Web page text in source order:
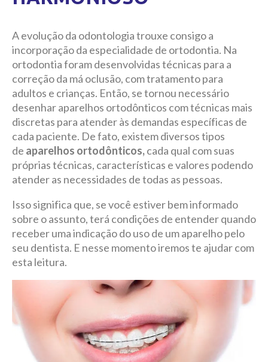
A evolução da odontologia trouxe consigo a
incorporação da especialidade de ortodontia. Na
ortodontia foram desenvolvidas técnicas para a
correção da má oclusão, com tratamento para
adultos e crianças. Então, se tornou necessário
desenhar aparelhos ortodônticos com técnicas mais
discretas para atender às demandas específicas de
cada paciente. De fato, existem diversos tipos
de aparelhos ortodônticos,cada qual com suas
próprias técnicas, características e valores podendo
atender as necessidades de todas as pessoas.
Isso significa que, se você estiver bem informado
sobre o assunto, terá condições de entender quando
receber uma indicação do uso de um aparelho pelo
seu dentista. E nesse momento iremos te ajudar com
esta leitura.